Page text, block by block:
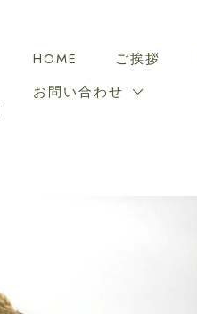
HOME ご挨拶
お問い合わせ